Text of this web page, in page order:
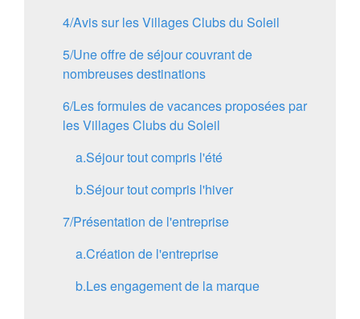
4/Avis sur les Villages Clubs du Soleil
5/Une offre de séjour couvrant de
nombreuses destinations
6/Les formules de vacances proposées par
les Villages Clubs du Soleil
a.Séjour tout compris l'été
b.Séjour tout compris l'hiver
7/Présentation de l'entreprise
a.Création de l'entreprise
b.Les engagement de la marque